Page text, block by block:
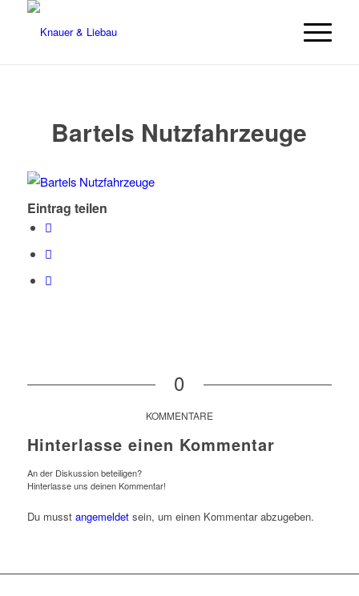
Bartels Nutzfahrzeuge
Eintrag teilen
0
KOMMENTARE
Hinterlasse einen Kommentar
An der Diskussion beteiligen?
Hinterlasse uns deinen Kommentar!
Du musst angemeldetsein, um einen Kommentar abzugeben.